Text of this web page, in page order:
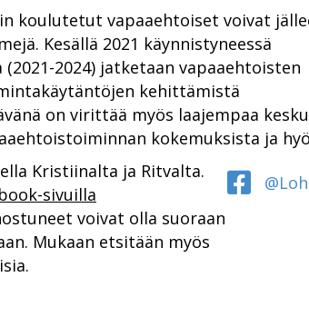
koulutetut vapaaehtoiset voivat
Kesällä 2021 käynnistyneessä
2024) jatketaan vapaaehtoisten
kehittämistä
on virittää myös laajempaa
kokemuksista ja
Kristiinalta ja Ritvalta.
sivuilla
voivat olla suoraan
Mukaan etsitään myös